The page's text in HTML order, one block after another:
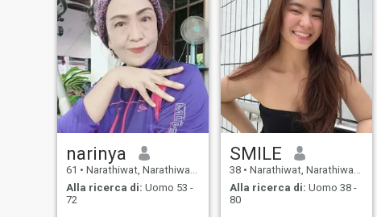
narinya
61 • Narathiwat, Narathiwat, Thailandia
Alla ricerca di: Uomo 53 -
72
SMILE
38 • Narathiwat, Narathiwat, Thailandia
Alla ricerca di: Uomo 38 -
80